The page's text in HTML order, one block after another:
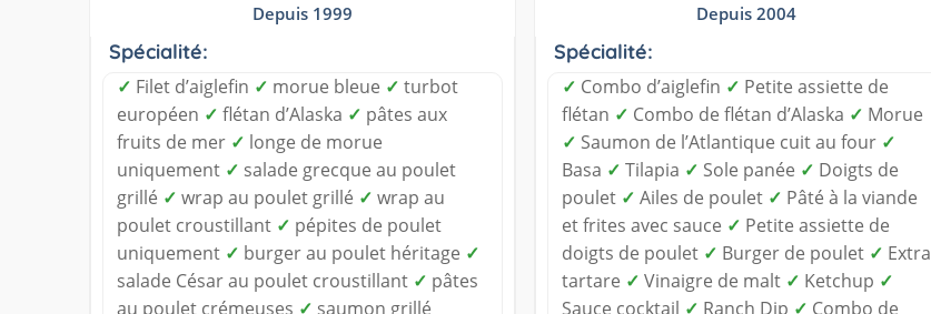
Depuis 1999
Spécialité:
✓ Filet d’aiglefin ✓ morue bleue ✓ turbot
européen ✓ flétan d’Alaska ✓ pâtes aux
fruits de mer ✓ longe de morue
uniquement ✓ salade grecque au poulet
grillé ✓ wrap au poulet grillé ✓ wrap au
poulet croustillant ✓ pépites de poulet
uniquement ✓ burger au poulet héritage ✓
salade César au poulet croustillant ✓ pâtes
au poulet crémeuses ✓ saumon grillé
Depuis 2004
Spécialité:
✓ Combo d’aiglefin ✓ Petite assiette de
flétan ✓ Combo de flétan d’Alaska ✓ Morue
✓ Saumon de l’Atlantique cuit au four ✓
Basa ✓ Tilapia ✓ Sole panée ✓ Doigts de
poulet ✓ Ailes de poulet ✓ Pâté à la viande
et frites avec sauce ✓ Petite assiette de
doigts de poulet ✓ Burger de poulet ✓ Extra
tartare ✓ Vinaigre de malt ✓ Ketchup ✓
Sauce cocktail ✓ Ranch Dip ✓ Combo de